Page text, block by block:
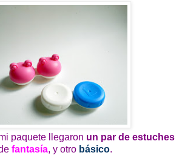
paquete llegaron un par de estuches
fantasía, y otro básico.